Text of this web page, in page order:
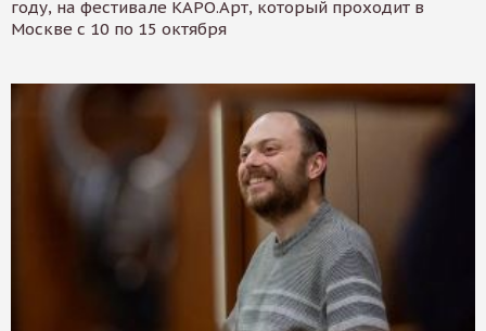
году, на фестивале КАРО.Арт, который проходит в
Москве с 10 по 15 октября